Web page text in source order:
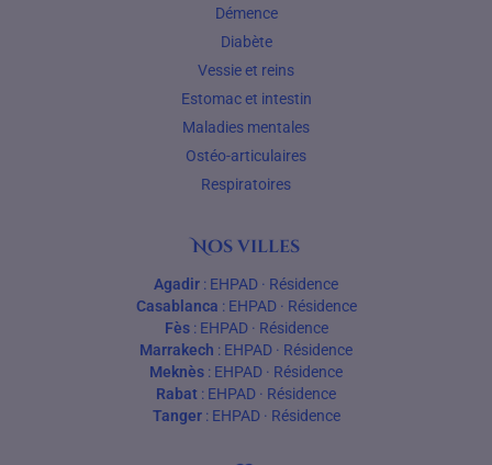
Démence
Diabète
Vessie et reins
Estomac et intestin
Maladies mentales
Ostéo-articulaires
Respiratoires
Nos villes
Agadir : EHPAD · Résidence
Casablanca : EHPAD· Résidence
Fès: EHPAD· Résidence
Marrakech : EHPAD · Résidence
Meknès : EHPAD · Résidence
Rabat : EHPAD · Résidence
Tanger: EHPAD· Résidence